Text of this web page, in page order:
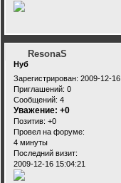
ResonaS
Нуб
Зарегистрирован: 2009-12-16
Приглашений: 0
Сообщений: 4
Уважение: +0
Позитив: +0
Провел на форуме:
4 минуты
Последний визит:
2009-12-16 15:04:21